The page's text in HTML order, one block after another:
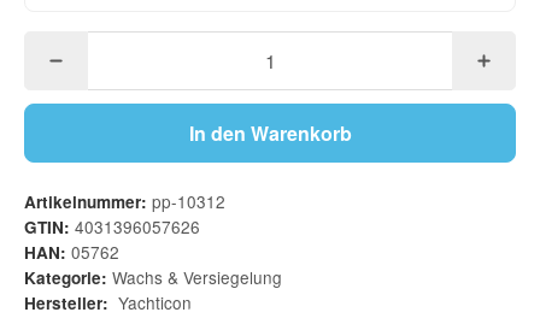
In den Warenkorb
Artikelnummer: pp-10312
GTIN: 4031396057626
HAN: 05762
Kategorie: Wachs & Versiegelung
Hersteller: Yachticon